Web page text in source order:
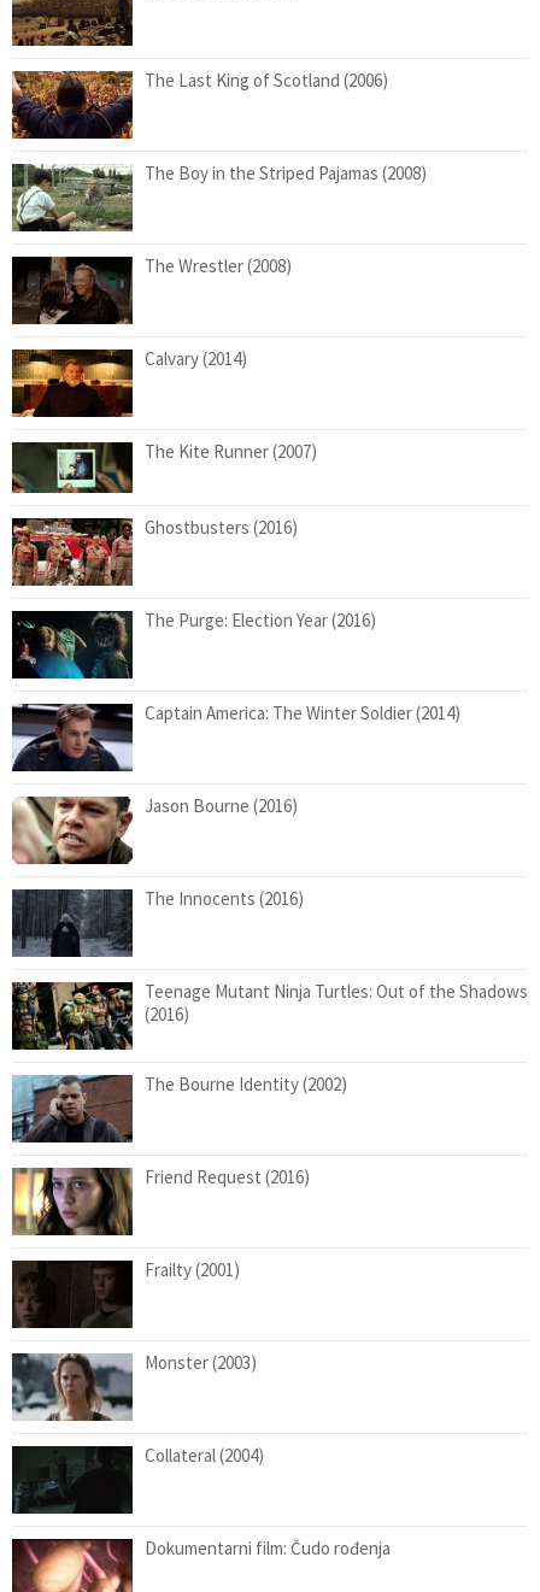
The Last King of Scotland (2006)
The Boy in the Striped Pajamas (2008)
The Wrestler (2008)
Calvary (2014)
The Kite Runner (2007)
Ghostbusters (2016)
The Purge: Election Year (2016)
Captain America: The Winter Soldier (2014)
Jason Bourne (2016)
The Innocents (2016)
Teenage Mutant Ninja Turtles: Out of the Shadows
(2016)
The Bourne Identity (2002)
Friend Request (2016)
Frailty (2001)
Monster (2003)
Collateral (2004)
Dokumentarni film: Čudo rođenja